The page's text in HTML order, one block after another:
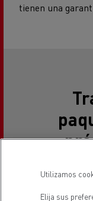
tienen una
Utilizamos
Elija sus